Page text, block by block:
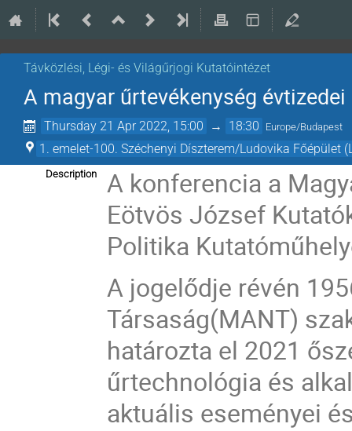
Távközlési, Légi- és Világűrjogi Kutatóintézet
A magyar űrtevékenység évtizedei
Thursday 21 Apr 2022, 15:00 → 18:30 Europe/Budapest
1. emelet-100. Széchenyi Díszterem/Ludovika Főépület
Description
A konferencia a
Eötvös József
Politika
A jogelődje révén
Társaság(MANT)
határozta el 2021
űrtechnológia és
aktuális eseményei